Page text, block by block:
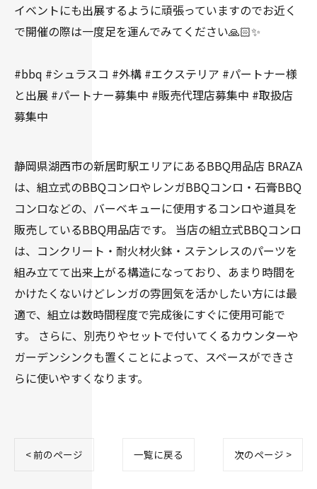
イベントにも出展するように頑張っていますのでお近く
で開催の際は一度足を運んでみてください🙏🏻✨
#bbq #シュラスコ #外構 #エクステリア #パートナー様
と出展 #パートナー募集中 #販売代理店募集中 #取扱店
募集中
静岡県湖西市の新居町駅エリアにあるBBQ用品店 BRAZA
は、組立式のBBQコンロやレンガBBQコンロ・石膏BBQ
コンロなどの、バーベキューに使用するコンロや道具を
販売しているBBQ用品店です。 当店の組立式BBQコンロ
は、コンクリート・耐火材火鉢・ステンレスのパーツを
組み立てて出来上がる構造になっており、あまり時間を
かけたくないけどレンガの雰囲気を活かしたい方には最
適で、組立は数時間程度で完成後にすぐに使用可能で
す。 さらに、別売りやセットで付いてくるカウンターや
ガーデンシンクも置くことによって、スペースができさ
らに使いやすくなります。
< 前のページ 一覧に戻る 次のページ >